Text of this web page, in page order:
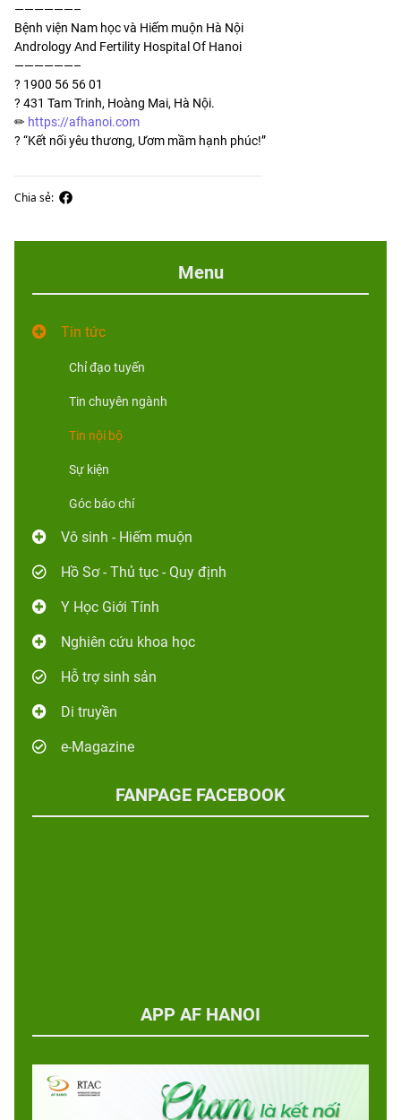
——————–
Bệnh viện Nam học và Hiếm muộn Hà Nội
Andrology And Fertility Hospital Of Hanoi
——————–
? 1900 56 56 01
? 431 Tam Trinh, Hoàng Mai, Hà Nội.
✏ https://afhanoi.com
?️ “Kết nối yêu thương, Ươm mầm hạnh phúc!”
Chia sẻ:
Menu
Tin tức
Chỉ đạo tuyến
Tin chuyên ngành
Tin nội bộ
Sự kiện
Góc báo chí
Vô sinh - Hiếm muộn
Hồ Sơ - Thủ tục - Quy định
Y Học Giới Tính
Nghiên cứu khoa học
Hỗ trợ sinh sản
Di truyền
e-Magazine
FANPAGE FACEBOOK
APP AF HANOI